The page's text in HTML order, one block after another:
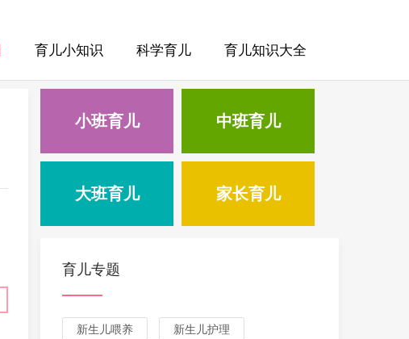
育儿小知识 科学育儿 育儿知识大全
小班育儿 中班育儿
大班育儿 家长育儿
育儿专题
新生儿喂养 新生儿护理